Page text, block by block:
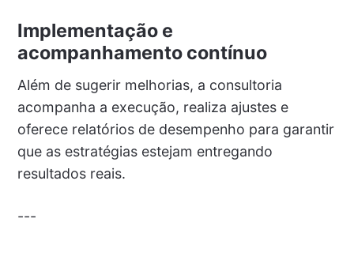
Implementação e
acompanhamento contínuo
Além de sugerir melhorias, a consultoria
acompanha a execução, realiza ajustes e
oferece relatórios de desempenho para garantir
que as estratégias estejam entregando
resultados reais.
---